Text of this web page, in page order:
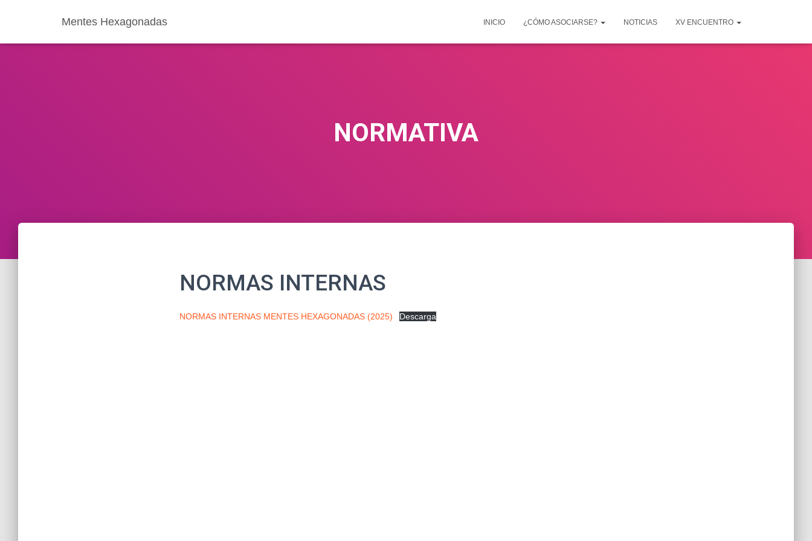
Mentes Hexagonadas INICIO ¿CÓMO ASOCIARSE? NOTICIAS XV ENCUENTRO
NORMATIVA
NORMAS INTERNAS
NORMAS INTERNAS MENTES HEXAGONADAS (2025) Descarga